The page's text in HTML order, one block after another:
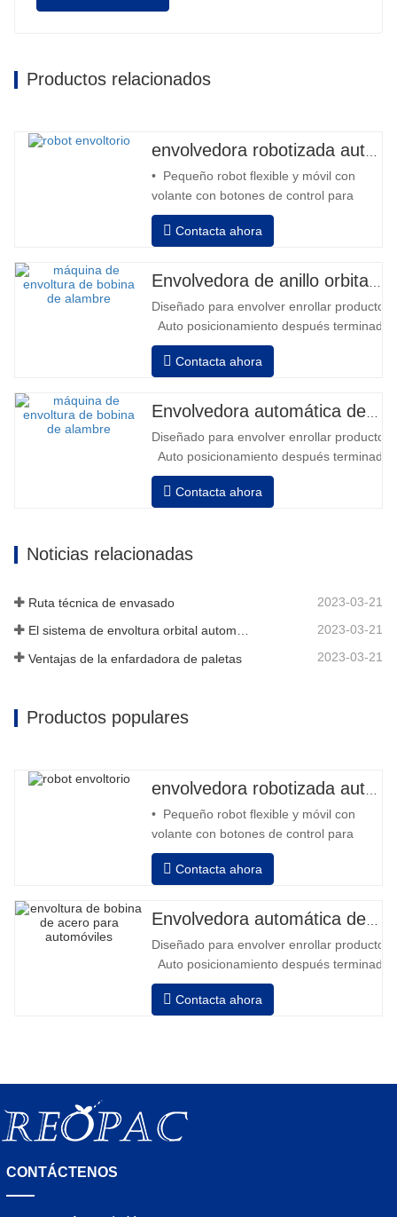
Productos relacionados
• Pequeño robot flexible y móvil con
volante con botones de control para
avanzar y retroceder • Operación fuera
de la columna • 2 baterías serie 12V /
batería llena 120-130 palets • Cargador
tiempo de carga aprox. 8-10h…
Contacta ahora
Diseñado para envolver enrollar
Auto posicionamiento después
velocidad, estiramiento fuerza puede ser
Neumático superior plato a prensa
Contacta ahora
Diseñado para envolver enrollar
Auto posicionamiento después
velocidad, estiramiento fuerza puede ser
Neumático superior plato a prensa
Contacta ahora
Noticias relacionadas
Ruta técnica de envasado 2023-03-21
El sistema de envoltura orbital automático envuelve 6 lados en el material 2023-03-21
Ventajas de la enfardadora de paletas 2023-03-21
Productos populares
• Pequeño robot flexible y móvil con
volante con botones de control para
avanzar y retroceder • Operación fuera
de la columna • 2 baterías serie 12V /
batería llena 120-130 palets • Cargador
tiempo de carga aprox. 8-10h
Contacta ahora
Diseñado para envolver enrollar
Auto posicionamiento después
velocidad, estiramiento fuerza puede ser
Neumático superior plato a prensa bobina
Contacta ahora
CONTÁCTENOS